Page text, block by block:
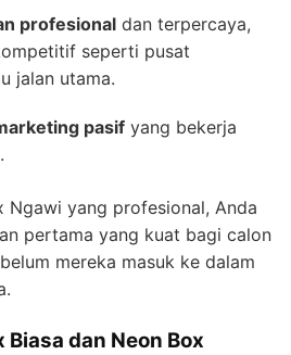
profesional dan terpercaya,
seperti pusat
jalan utama.
pasif yang bekerja
Ngawi yang profesional, Anda
pertama yang kuat bagi calon
mereka masuk ke dalam
Biasa dan Neon Box